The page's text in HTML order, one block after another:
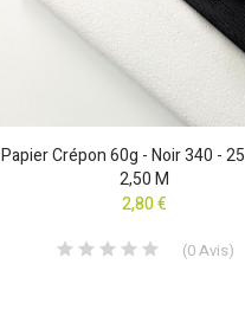
Papier Crépon 60g - Noir 340 -
2,50 M
2,80 €
(0Avis)